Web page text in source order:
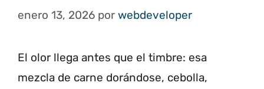
enero 13, 2026 por webdeveloper
El olor llega antes que el timbre: esa
mezcla de carne dorándose, cebolla,